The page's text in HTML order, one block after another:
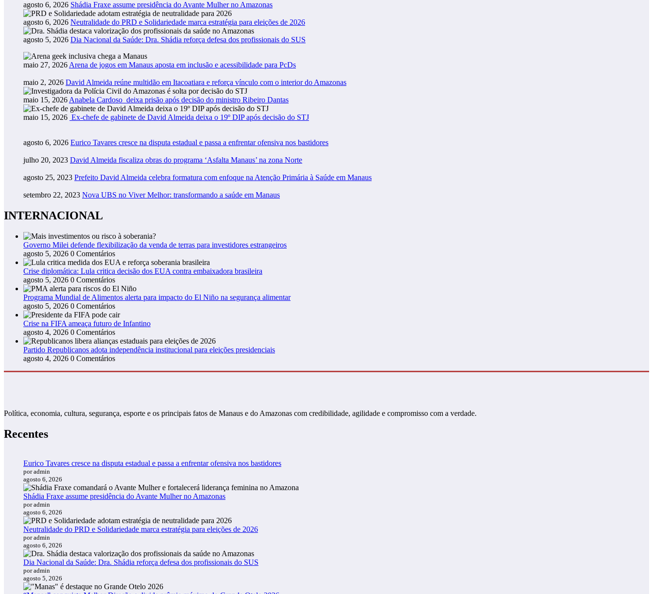
agosto 6, 2026 Shádia Fraxe assume presidência do Avante Mulher no Amazonas
agosto 6, 2026 Neutralidade do PRD e Solidariedade marca estratégia para eleições de 2026
agosto 5, 2026 Dia Nacional da Saúde: Dra. Shádia reforça defesa dos profissionais do SUS
maio 27, 2026 Arena de jogos em Manaus aposta em inclusão e acessibilidade para PcDs
maio 2, 2026 David Almeida reúne multidão em Itacoatiara e reforça vínculo com o interior do Amazonas
maio 15, 2026 Anabela Cardoso deixa prisão após decisão do ministro Ribeiro Dantas
maio 15, 2026 Ex-chefe de gabinete de David Almeida deixa o 19º DIP após decisão do STJ
agosto 6, 2026 Eurico Tavares cresce na disputa estadual e passa a enfrentar ofensiva nos bastidores
julho 20, 2023 David Almeida fiscaliza obras do programa ‘Asfalta Manaus’ na zona Norte
agosto 25, 2023 Prefeito David Almeida celebra formatura com enfoque na Atenção Primária à Saúde em Manaus
setembro 22, 2023 Nova UBS no Viver Melhor: transformando a saúde em Manaus
INTERNACIONAL
Governo Milei defende flexibilização da venda de terras para investidores estrangeiros
agosto 5, 2026 0 Comentários
Crise diplomática: Lula critica decisão dos EUA contra embaixadora brasileira
agosto 5, 2026 0 Comentários
Programa Mundial de Alimentos alerta para impacto do El Niño na segurança alimentar
agosto 5, 2026 0 Comentários
Crise na FIFA ameaça futuro de Infantino
agosto 4, 2026 0 Comentários
Partido Republicanos adota independência institucional para eleições presidenciais
agosto 4, 2026 0 Comentários
Política, economia, cultura, segurança, esporte e os principais fatos de Manaus e do Amazonas com credibilidade, agilidade e compromisso com a verdade.
Recentes
Eurico Tavares cresce na disputa estadual e passa a enfrentar ofensiva nos bastidores
por admin
agosto 6, 2026
Shádia Fraxe assume presidência do Avante Mulher no Amazonas
por admin
agosto 6, 2026
Neutralidade do PRD e Solidariedade marca estratégia para eleições de 2026
por admin
agosto 6, 2026
Dia Nacional da Saúde: Dra. Shádia reforça defesa dos profissionais do SUS
por admin
agosto 5, 2026